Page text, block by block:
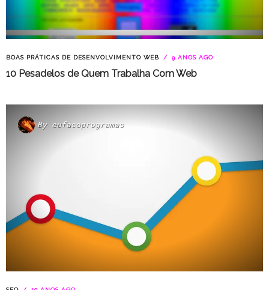
BOAS PRÁTICAS DE DESENVOLVIMENTO WEB 9 ANOS AGO
10 Pesadelos de Quem Trabalha Com Web
By eufacoprogramas